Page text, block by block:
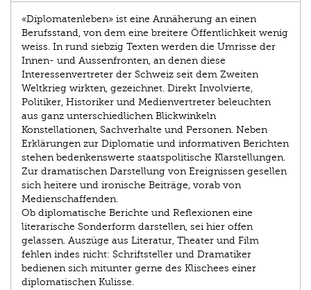
«Diplomatenleben» ist eine Annäherung an einen
Berufsstand, von dem eine breitere Öffentlichkeit wenig
weiss. In rund siebzig Texten werden die Umrisse der
Innen- und Aussenfronten, an denen diese
Interessenvertreter der Schweiz seit dem Zweiten
Weltkrieg wirkten, gezeichnet. Direkt Involvierte,
Politiker, Historiker und Medienvertreter beleuchten
aus ganz unterschiedlichen Blickwinkeln
Konstellationen, Sachverhalte und Personen. Neben
Erklärungen zur Diplomatie und informativen Berichten
stehen bedenkenswerte staatspolitische Klarstellungen.
Zur dramatischen Darstellung von Ereignissen gesellen
sich heitere und ironische Beiträge, vorab von
Medienschaffenden.
Ob diplomatische Berichte und Reflexionen eine
literarische Sonderform darstellen, sei hier offen
gelassen. Auszüge aus Literatur, Theater und Film
fehlen indes nicht: Schriftsteller und Dramatiker
bedienen sich mitunter gerne des Klischees einer
diplomatischen Kulisse.